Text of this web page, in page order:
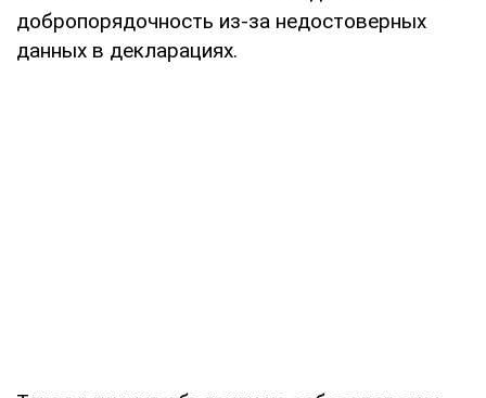
добропорядочность из-за недостоверных
данных в декларациях.